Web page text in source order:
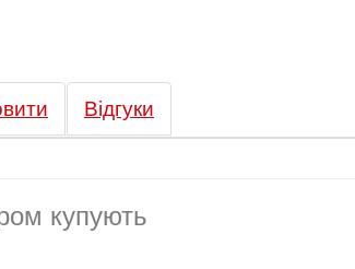
Відгуки
купують